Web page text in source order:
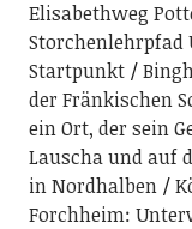
Elisabethweg
Storchenlehrpfad
Startpunkt
der Fränkischen
ein Ort, der sein
Lauscha und auf
in Nordhalben
Forchheim: